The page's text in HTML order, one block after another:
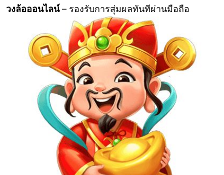
วงล้อออนไลน์– รองรับการสุ่มผลทันทีผ่านมือถือ